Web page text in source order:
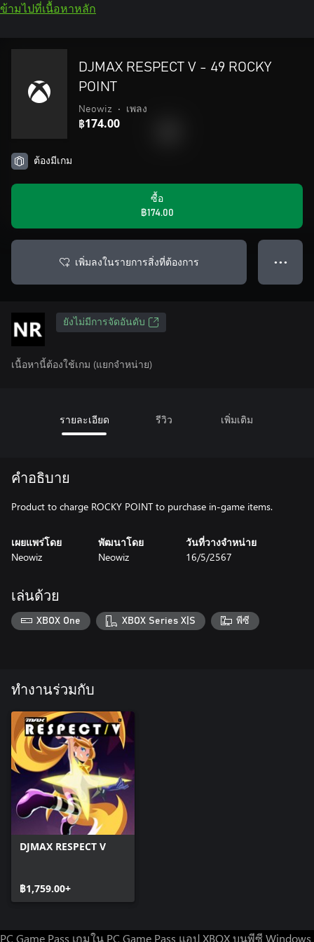
ข้ามไปที่เนื้อหาหลัก
DJMAX RESPECT V - 49 ROCKY
POINT
Neowiz • เพลง
฿174.00
ต้องมีเกม
ซื้อ
฿174.00
เพิ่มลงในรายการสิ่งที่ต้องการ ● ● ●
ยังไม่มีการจัดอันดับ
เนื้อหานี้ต้องใช้เกม (แยกจำหน่าย)
รายละเอียด รีวิว เพิ่มเติม
คำอธิบาย
Product to charge ROCKY POINT to purchase in-game items.
เผยแพร่โดย
Neowiz
พัฒนาโดย
Neowiz
วันที่วางจำหน่าย
16/5/2567
เล่นด้วย
XBOX One XBOX Series X|S พีซี
ทำงานร่วมกับ
DJMAX RESPECT V
฿1,759.00+
PC Game Pass เกมใน PC Game Pass แอป XBOX บนพีซี Windows